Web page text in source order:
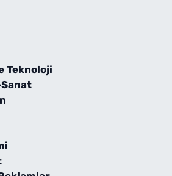
Teknoloji